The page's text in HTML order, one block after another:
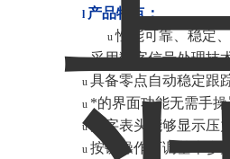
l 产品特点：
u性能可靠、稳定
u采用数字信号处理技
u 具备零点自动稳定跟
u *的界面功能无需手
u 数字表头能够显示压
u 按键操作可调基本参